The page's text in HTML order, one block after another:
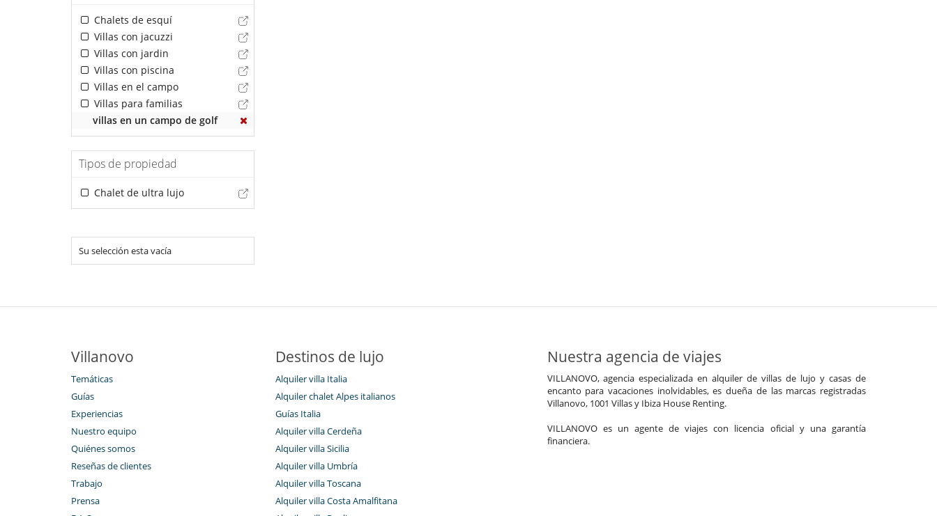
Chalets de esquí
Villas con jacuzzi
Villas con jardin
Villas con piscina
Villas en el campo
Villas para familias
villas en un campo de golf
Tipos de propiedad
Chalet de ultra lujo
Su selección esta vacía
Villanovo
Temáticas
Guías
Experiencias
Nuestro equipo
Quiénes somos
Reseñas de clientes
Trabajo
Prensa
Destinos de lujo
Alquiler villa Italia
Alquiler chalet Alpes italianos
Guías Italia
Alquiler villa Cerdeña
Alquiler villa Sicilia
Alquiler villa Umbría
Alquiler villa Toscana
Alquiler villa Costa Amalfitana
Nuestra agencia de viajes
VILLANOVO, agencia especializada en alquiler de villas de lujo y casas de
encanto para vacaciones inolvidables, es dueña de las marcas registradas
Villanovo, 1001 Villas y Ibiza House Renting.
VILLANOVO es un agente de viajes con licencia oficial y una garantía
financiera.